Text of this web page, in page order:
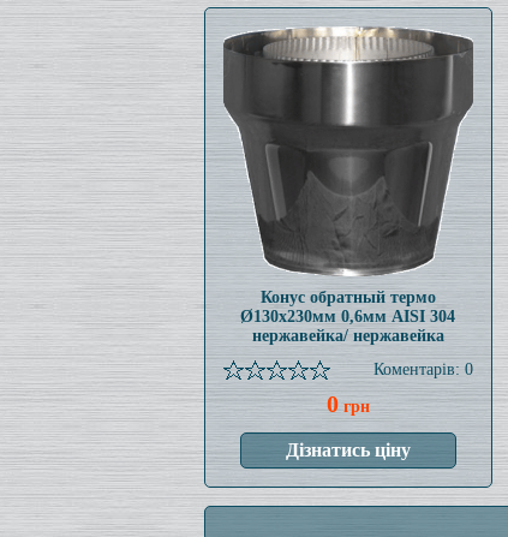
Конус обратный термо
Ø130x230мм 0,6мм AISI 304
нержавейка/ нержавейка
Коментарів: 0
0грн